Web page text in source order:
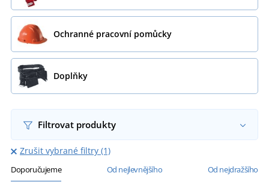
Ochranné pracovní pomůcky
Doplňky
Filtrovat produkty
Zrušit vybrané filtry (1)
Doporučujeme Od nejlevnějšího Od nejdražšího